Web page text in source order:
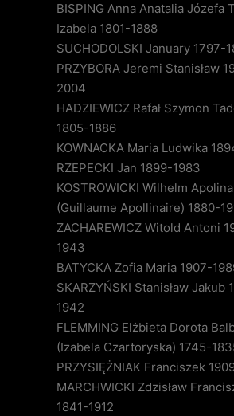
BISPING Anna Anatalia Józefa
Izabela 1801-1888
SUCHODOLSKI January 1797-
PRZYBORA Jeremi Stanisław
2004
HADZIEWICZ Rafał Szymon
1805-1886
KOWNACKA Maria Ludwika
RZEPECKI Jan 1899-1983
KOSTROWICKI Wilhelm
(Guillaume Apollinaire) 1880-
ZACHAREWICZ Witold Antoni
1943
BATYCKA Zofia Maria 1907-
SKARZYŃSKI Stanisław Jakub
1942
FLEMMING Elżbieta Dorota
(Izabela Czartoryska) 1745-
PRZYSIĘŻNIAK Franciszek
MARCHWICKI Zdzisław
1841-1912